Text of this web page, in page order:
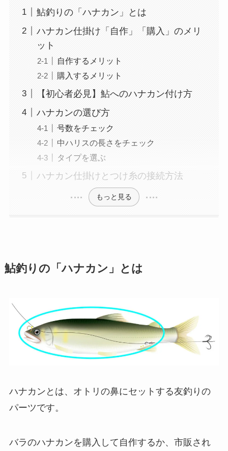
鮎釣りの「ハナカン」とは
ハナカン仕掛け「自作」「購入」のメリ
ット
自作するメリット
購入するメリット
【初心者必見】鮎へのハナカン付け方
ハナカンの選び方
号数をチェック
中ハリスの長さをチェック
タイプを選ぶ
ハナカン仕掛けとつけ糸の接続方法
もっと見る
鮎釣りの「ハナカン」とは
ハナカンとは、オトリの鼻にセットする友釣りの
パーツです。
バラのハナカンを購入して自作するか、市販され